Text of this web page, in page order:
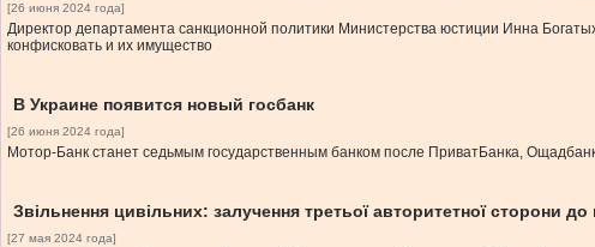
[26 июня 2024 года]
Директор департамента санкционной политики Министерства юстиции Инна
конфисковать и их имущество
В Украине появится новый госбанк
[26 июня 2024 года]
Мотор-Банк станет седьмым государственным банком после ПриватБанка,
Звільнення цивільних: залучення третьої авторитетної сторони до
[27 мая 2024 года]